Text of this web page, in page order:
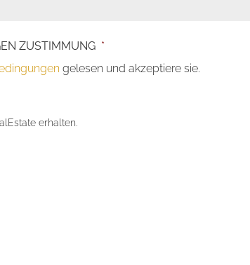
ZUSTIMMUNG *
gelesen und akzeptiere sie.
erhalten.